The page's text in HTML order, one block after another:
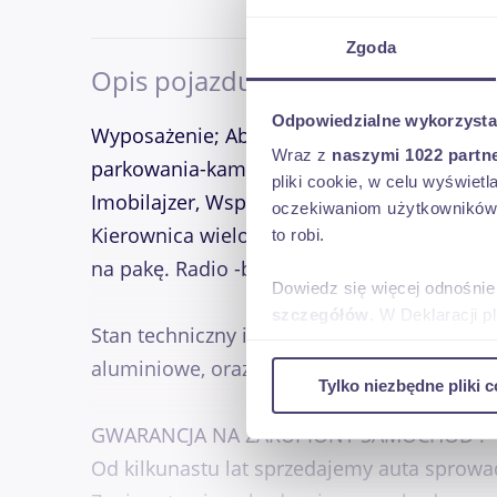
Zgoda
Odpowiedzialne
Wraz z naszymi 1022
pliki cookie, w celu
oczekiwaniom
to robi.
Dowiedz się więcej
szczegółów . W Deklaracji
ruch w naszej witrynie.
uzyskanymi podczas
Tylko niezbędne pliki
Opis pojazdu
Wyposażenie; Abs, Esp, Klimatyzacja,
parkowania-kamera, Czujniki odległości,
Imobilajzer, Wspomaganie, Centralny
Kierownica wielofunkcyjna, Regulacja
na pakę. Radio -bluetooth, usb, Aux,
Stan techniczny i lakierniczy bardzo dobry.
aluminiowe, oraz szafki do zabudowy na
GWARANCJA NA ZAKUPIONY SAMOCHÓD !
Od kilkunastu lat sprzedajemy auta